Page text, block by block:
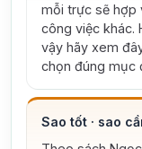
mỗi trực sẽ hợp
công việc khác.
vậy hãy xem
chọn đúng mục
Sao tốt · sao